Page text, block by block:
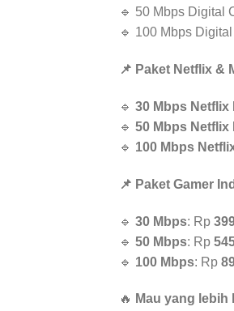
🔹 50 Mbps Digital
🔹 100 Mbps
📌 Paket Netflix &
🔹 30 Mbps Netflix
🔹 50 Mbps Netflix
🔹 100 Mbps
📌 Paket Gamer
🔹 30 Mbps: Rp
🔹 50 Mbps: Rp
🔹 100 Mbps: Rp
🔥 Mau yang lebih